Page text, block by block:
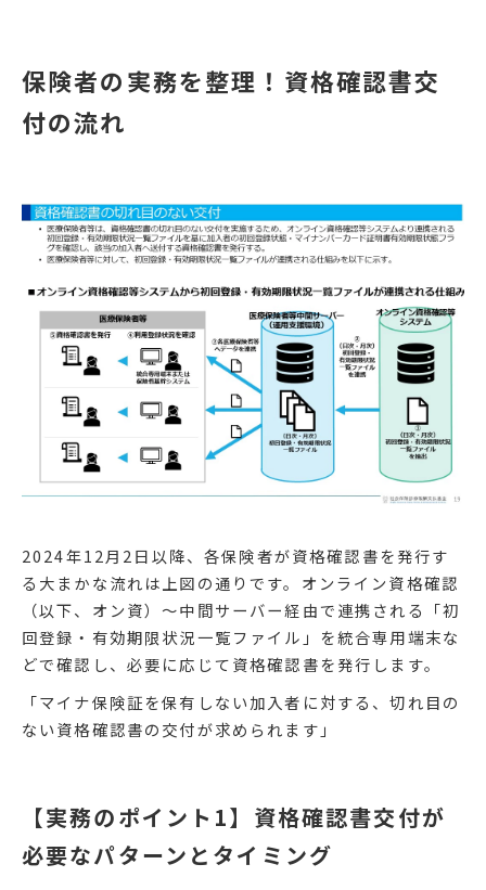
保険者の実務を整理！資格確認書交
付の流れ
2024年12月2日以降、各保険者が資格確認書を発行す
る大まかな流れは上図の通りです。オンライン資格確認
（以下、オン資）〜中間サーバー経由で連携される「初
回登録・有効期限状況一覧ファイル」を統合専用端末な
どで確認し、必要に応じて資格確認書を発行します。
「マイナ保険証を保有しない加入者に対する、切れ目の
ない資格確認書の交付が求められます」
【実務のポイント1】資格確認書交付が
必要なパターンとタイミング